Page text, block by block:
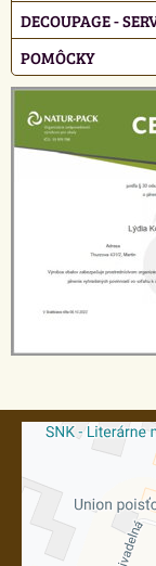
DECOUPAGE -
POMÔCKY